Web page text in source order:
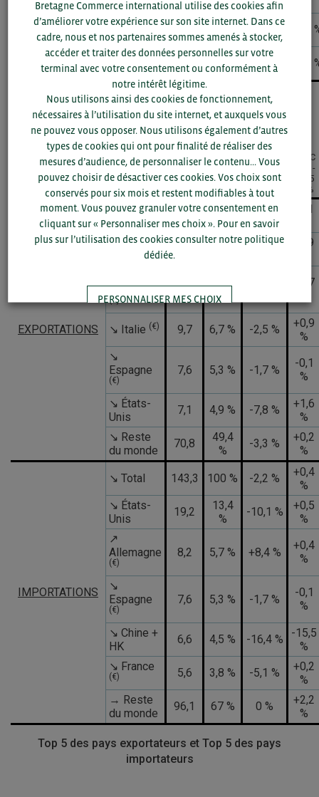
↘ Chine +
HK
11,9 5,8 % -1,5 %
+0,1
↗ Reste
du monde
60,5
29,4
%
+13,1
%
+5,9
Top 5 des clients et Top 5 des fournisseurs de la
Bretagne
MONDE
Valeur
en
2025
(Mds€)
Poids
du
marché
en %
Évolution
2024-
2025
TCAC
2021-
2025
en %
EXPORTATIONS
↘ Total 143,2 100 % -4 %
-1,1
↘ Chine +
25,1
-6,2 %
-4,9
Allemagne
(€)
11,9 8,3 %
+0,7
↘ Italie (€) 9,7 6,7 % -2,5 %
+0,9
%
↘
Espagne
(€)
7,6 5,3 % -1,7 %
-0,1
%
↘ États-
Unis
7,1 4,9 % -7,8 %
+1,6
%
↘ Reste
du monde
70,8
49,4
%
-3,3 %
+0,2
%
IMPORTATIONS
↘ Total 143,3 100 % -2,2 %
+0,4
%
↘ États-
Unis
19,2
13,4
%
-10,1 %
+0,5
%
↗
Allemagne
(€)
8,2 5,7 % +8,4 %
+0,4
%
↘
Espagne
(€)
7,6 5,3 % -1,7 %
-0,1
%
↘ Chine +
HK
6,6 4,5 % -16,4 %
-15,5
%
↘ France
(€) 5,6 3,8 % -5,1 %
+0,2
%
→ Reste
du monde
96,1 67 % 0 %
+2,2
%
Top 5 des pays exportateurs et Top 5 des pays
importateurs
Bretagne Commerce international utilise des cookies afin
d’améliorer votre expérience sur son site internet. Dans ce
cadre, nous et nos partenaires sommes amenés à stocker,
accéder et traiter des données personnelles sur votre
terminal avec votre consentement ou conformément à
notre intérêt légitime.
Nous utilisons ainsi des cookies de fonctionnement,
nécessaires à l’utilisation du site internet, et auxquels vous
ne pouvez vous opposer. Nous utilisons également d’autres
types de cookies qui ont pour finalité de réaliser des
mesures d’audience, de personnaliser le contenu... Vous
pouvez choisir de désactiver ces cookies. Vos choix sont
conservés pour six mois et restent modifiables à tout
moment. Vous pouvez granuler votre consentement en
cliquant sur « Personnaliser mes choix ». Pour en savoir
plus sur l’utilisation des cookies consulter notre politique
dédiée.
PERSONNALISER MES CHOIX